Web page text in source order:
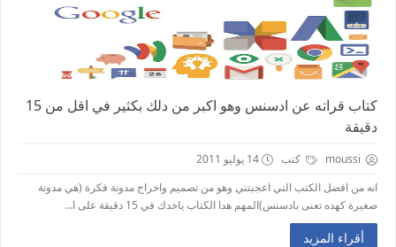
كتاب قراته عن ادسنس وهو اكبر من دلك بكثير في اقل من 15
دقيقة
moussi كتب
14 يوليو 2011
انه من افضل الكتب التي اعجبتني وهو من تصميم واخراج مدونة فكرة (هي مدونة
صغيرة كهده تعنى بادسنس)المهم هدا الكتاب ياخدك في 15 دقيقة على ا...
أقراء المزيد